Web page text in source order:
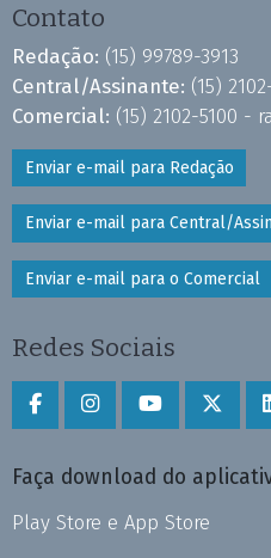
Contato
Redação: (15) 99789-3913
Central/Assinante: (15)
Comercial: (15) 2102-5100 -
Enviar e-mail para Redação
Enviar e-mail para Central/
Enviar e-mail para o Comercial
Redes Sociais
Faça download do
Play Store e App Store